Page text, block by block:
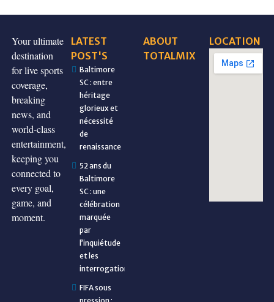
Your ultimate
destination
for live sports
coverage,
breaking
news, and
world-class
entertainment,
keeping you
connected to
every goal,
game, and
moment.
LATEST
POST'S
Baltimore
SC : entre
héritage
glorieux et
nécessité
de
renaissance
52 ans du
Baltimore
SC : une
célébration
marquée
par
l’inquiétude
et les
interrogations
FIFA sous
ABOUT
TOTALMIX
LOCATION